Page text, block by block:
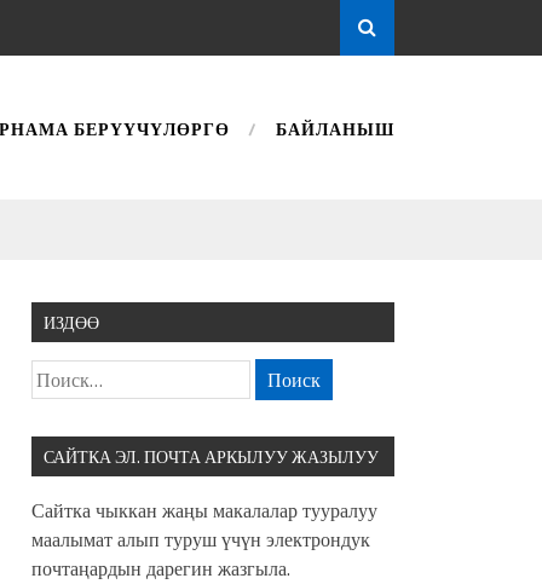
БЕРҮҮЧҮЛӨРГӨ БАЙЛАНЫШ
ИЗДӨӨ
САЙТКА ЭЛ. ПОЧТА АРКЫЛУУ ЖАЗЫЛУУ
Сайтка чыккан жаңы макалалар тууралуу
маалымат алып туруш үчүн электрондук
почтаңардын дарегин жазгыла.